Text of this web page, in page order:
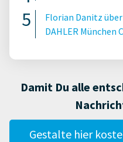
Florian Danitz
DAHLER München
Damit Du alle
Gestalte hier